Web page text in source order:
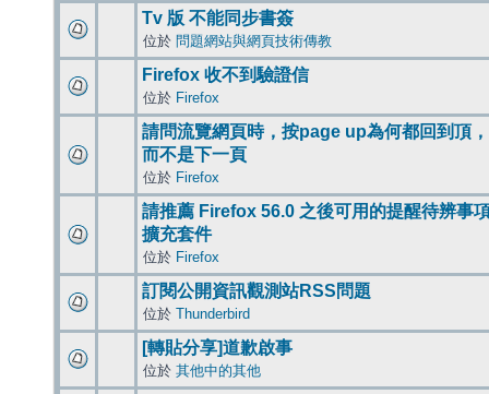
Tv 版 不能同步書簽
位於 問題網站與網頁技術傳教
Firefox 收不到驗證信
位於 Firefox
請問流覽網頁時，按page up為何都回到頂，
而不是下一頁
位於 Firefox
請推薦 Firefox 56.0 之後可用的提醒待辨事
擴充套件
位於 Firefox
訂閱公開資訊觀測站RSS問題
位於 Thunderbird
[轉貼分享]道歉啟事
位於 其他中的其他